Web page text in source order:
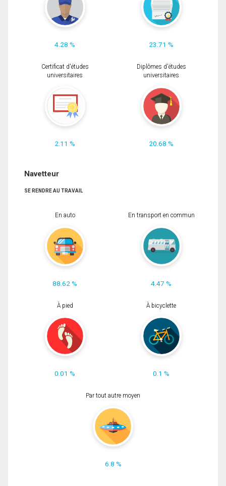
4.28 % 23.71 %
Certificat d'études
universitaires
2.11 %
Diplômes d'études
universitaires
20.68 %
Navetteur
SE RENDRE AU TRAVAIL
En auto
88.62 %
En transport en commun
4.47 %
À pied
0.01 %
À bicyclette
0.1 %
Par tout autre moyen
6.8 %